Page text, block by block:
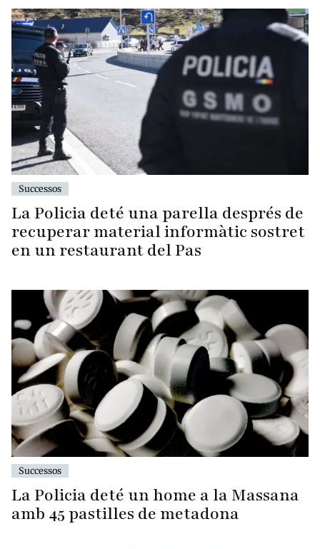
Successos
La Policia deté una parella després de
recuperar material informàtic sostret
en un restaurant del Pas
Successos
La Policia deté un home a la Massana
amb 45 pastilles de metadona